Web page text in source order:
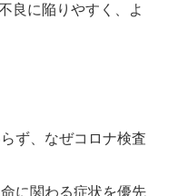
良に陥りやすく、よ
ず、なぜコロナ検査
に関わる症状を優先